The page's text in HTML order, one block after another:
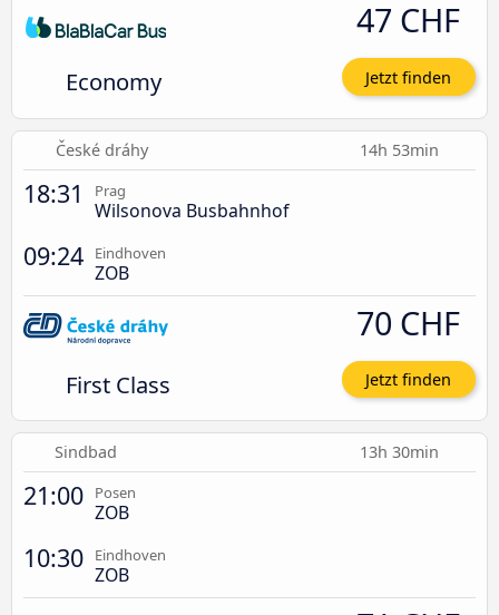
Economy
47 CHF
Jetzt finden
České dráhy 14h 53min
18:31 Prag
Wilsonova Busbahnhof
09:24 Eindhoven
ZOB
First Class
70 CHF
Jetzt finden
Sindbad 13h 30min
21:00 Posen
ZOB
10:30 Eindhoven
ZOB